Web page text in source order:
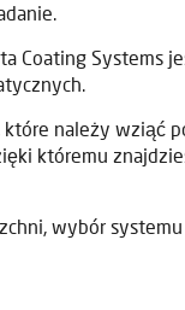
Coating Systems
należy wziąć
któremu
wybór